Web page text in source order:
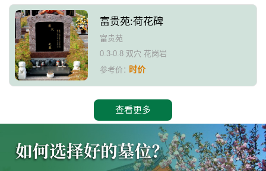
富贵苑:荷花碑
富贵苑
0.3-0.8 双穴 花岗岩
参考价：时价
查看更多